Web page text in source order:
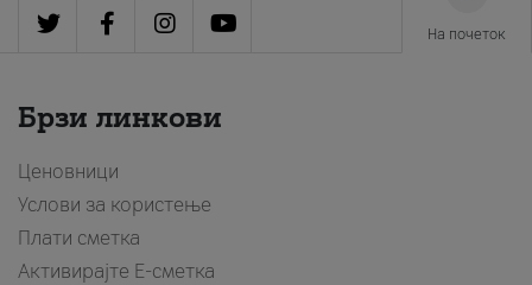
На почеток
Брзи линкови
Ценовници
Услови за користење
Плати сметка
Активирајте Е-сметка